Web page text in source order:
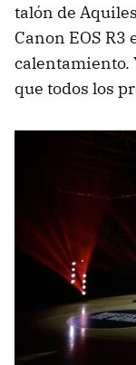
talón de
Canon EOS
calentamiento.
que todos los